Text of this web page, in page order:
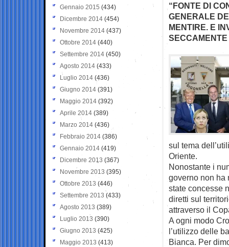
“FONTE DI
GENERALE
MENTIRE. E
sul tema
Oriente.
Nonostante i
governo non ha
state concesse
diretti sul
attraverso il
A ogni modo
l’utilizzo delle
Bianca. Per
Gennaio 2015 (434)
Dicembre 2014 (454)
Novembre 2014 (437)
Ottobre 2014 (440)
Settembre 2014 (450)
Agosto 2014 (433)
Luglio 2014 (436)
Giugno 2014 (391)
Maggio 2014 (392)
Aprile 2014 (389)
Marzo 2014 (436)
Febbraio 2014 (386)
Gennaio 2014 (419)
Dicembre 2013 (367)
Novembre 2013 (395)
Ottobre 2013 (446)
Settembre 2013 (433)
Agosto 2013 (389)
Luglio 2013 (390)
Giugno 2013 (425)
Maggio 2013 (413)